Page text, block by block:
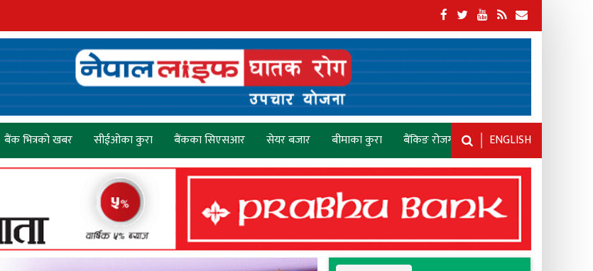
बैंक भित्रको खबर सीईओका कुरा बैंकका सिएसआर सेयर बजार बीमाका कुरा बैंकिङ रोजगारी ENGLISH